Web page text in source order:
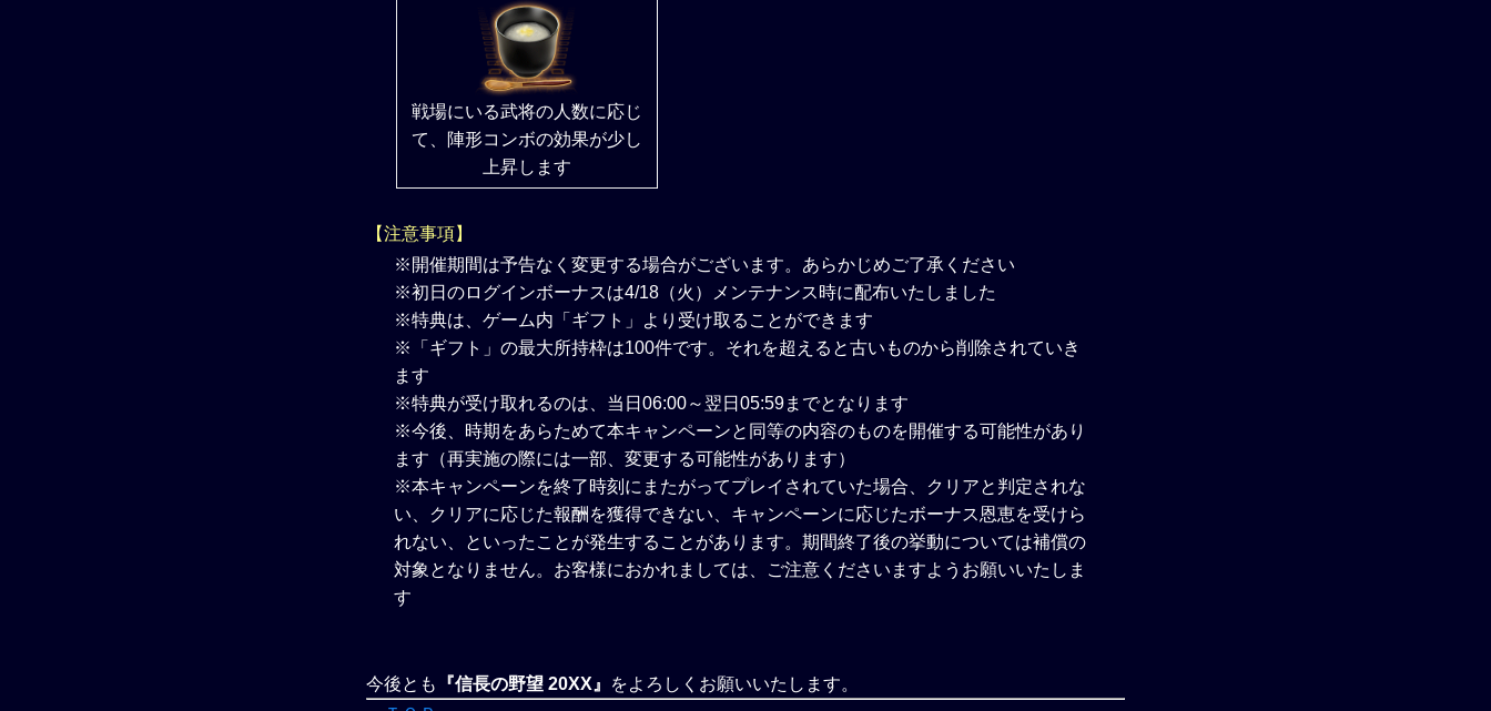
戦場にいる武将の人数に応じ
て、陣形コンボの効果が少し
上昇します
【注意事項】
※開催期間は予告なく変更する場合がございます。あらかじめご了承ください
※初日のログインボーナスは4/18（火）メンテナンス時に配布いたしました
※特典は、ゲーム内「ギフト」より受け取ることができます
※「ギフト」の最大所持枠は100件です。それを超えると古いものから削除されていき
ます
※特典が受け取れるのは、当日06:00～翌日05:59までとなります
※今後、時期をあらためて本キャンペーンと同等の内容のものを開催する可能性があり
ます（再実施の際には一部、変更する可能性があります）
※本キャンペーンを終了時刻にまたがってプレイされていた場合、クリアと判定されな
い、クリアに応じた報酬を獲得できない、キャンペーンに応じたボーナス恩恵を受けら
れない、といったことが発生することがあります。期間終了後の挙動については補償の
対象となりません。お客様におかれましては、ご注意くださいますようお願いいたしま
す
今後とも 『信長の野望 20XX』
をよろしくお願いいたします。